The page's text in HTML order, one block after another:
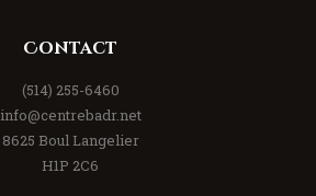
Contact
(514) 255-6460
info@centrebadr.net
8625 Boul Langelier
H1P 2C6